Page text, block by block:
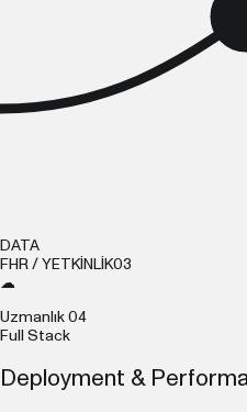
DATA
FHR / YETKİNLİK03
☁
Uzmanlık 04
Full Stack
Deployment &